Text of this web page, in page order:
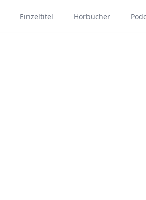
Einzeltitel Hörbücher